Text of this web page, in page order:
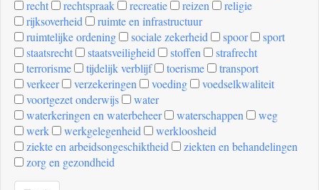
recht
rechtspraak recreatie reizen
religie
rijksoverheid
ruimte en infrastructuur
ruimtelijke ordening
sociale zekerheid spoor
sport
staatsrecht
staatsveiligheid stoffen
strafrecht
terrorisme
tijdelijk verblijf toerisme
transport
verkeer
verzekeringen voeding
voedselkwaliteit
voortgezet onderwijs
water
waterkeringen en waterbeheer
waterschappen
weg
werk
werkgelegenheid
werkloosheid
ziekte en arbeidsongeschiktheid
ziekten en behandelingen
zorg en gezondheid